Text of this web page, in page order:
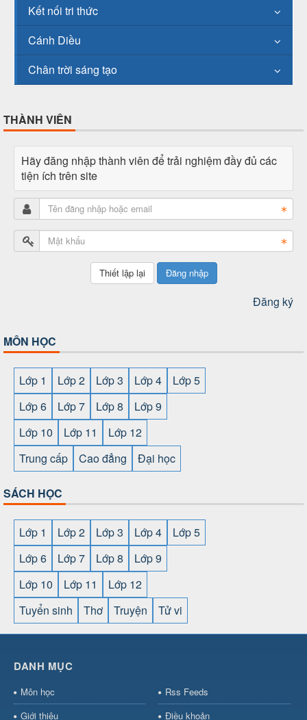
Kết nối tri thức
Cánh Diều
Chân trời sáng tạo
THÀNH VIÊN
Hãy đăng nhập thành viên để trải nghiệm đầy đủ các
tiện ích trên site
Đăng nhập
Đăng ký
MÔN HỌC
Lớp 1 Lớp 2 Lớp 3 Lớp 4
Lớp 5
Lớp 6
Lớp 7 Lớp 8
Lớp 9
Lớp 10
Lớp 11
Lớp 12
Trung cấp
Cao đẳng Đại học
SÁCH HỌC
Lớp 1 Lớp 2 Lớp 3 Lớp 4
Lớp 5
Lớp 6
Lớp 7 Lớp 8
Lớp 9
Lớp 10
Lớp 11
Lớp 12
Tuyển sinh
Thơ Truyện Tử vi
cái OPEN88⇔
⇔https://gameb52a.club/ https://taixiuonl.com/
bài⇔bóng đá trực tiếp⇔fly88
select⇔https://xocdiaonline.ae ⇔https://cm88.dad/
DANH MỤC
Môn học
Rss Feeds
Giới thiệu
Điều khoản